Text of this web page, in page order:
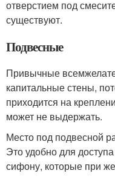
отверстием под
существуют.
Подвесные
Привычные
капитальные стены,
приходится на
может не выдержать.
Место под подвесной
Это удобно для
сифону, которые при